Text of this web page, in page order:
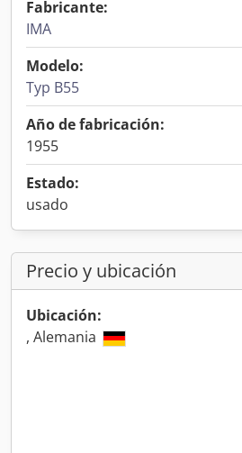
Fabricante:
IMA
Modelo:
Typ B55
Año de fabricación:
1955
Estado:
usado
Precio y ubicación
Ubicación:
, Alemania